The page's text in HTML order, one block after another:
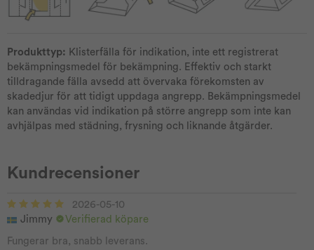
​Produkttyp: Klisterfälla för indikation, inte ett registrerat
bekämpningsmedel för bekämpning. Effektiv och starkt
tilldragande fälla avsedd att övervaka förekomsten av
skadedjur för att tidigt uppdaga angrepp. Bekämpningsmedel
kan användas vid indikation på större angrepp som inte kan
avhjälpas med städning, frysning och liknande åtgärder.
Kundrecensioner
2026-05-10
Jimmy
Verifierad köpare
Fungerar bra, snabb leverans.